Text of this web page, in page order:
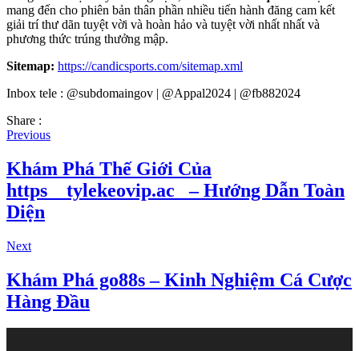
mang đến cho phiên bản thân phần nhiều tiến hành đăng cam kết
giải trí thư dãn tuyệt vời và hoàn hảo và tuyệt vời nhất nhất và
phương thức trúng thưởng mập.
Sitemap: https://candicsports.com/sitemap.xml
Inbox tele : @subdomaingov | @Appal2024 | @fb882024
Share :
Previous
Khám Phá Thế Giới Của
https__tylekeovip.ac_ – Hướng Dẫn Toàn
Diện
Next
Khám Phá go88s – Kinh Nghiệm Cá Cược
Hàng Đầu